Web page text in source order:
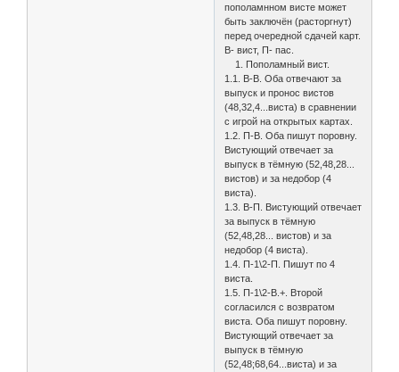
пополамнном висте может
быть заключён (расторгнут)
перед очередной сдачей карт.
В- вист, П- пас.
1. Пополамный вист.
1.1. В-В. Оба отвечают за
выпуск и пронос вистов
(48,32,4...виста) в сравнении
с игрой на открытых картах.
1.2. П-В. Оба пишут поровну.
Вистующий отвечает за
выпуск в тёмную (52,48,28...
вистов) и за недобор (4
виста).
1.3. В-П. Вистующий отвечает
за выпуск в тёмную
(52,48,28... вистов) и за
недобор (4 виста).
1.4. П-1\2-П. Пишут по 4
виста.
1.5. П-1\2-В.+. Второй
согласился с возвратом
виста. Оба пишут поровну.
Вистующий отвечает за
выпуск в тёмную
(52,48;68,64...виста) и за